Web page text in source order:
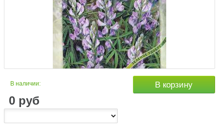
В наличии:
0 руб
В корзину